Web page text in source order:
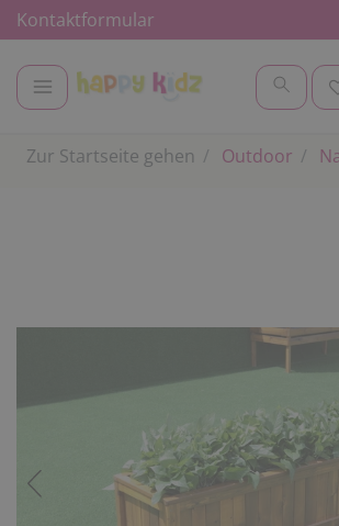
Kontaktformular
Zur Startseite gehen Outdoor